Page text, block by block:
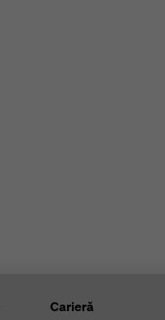
Carieră